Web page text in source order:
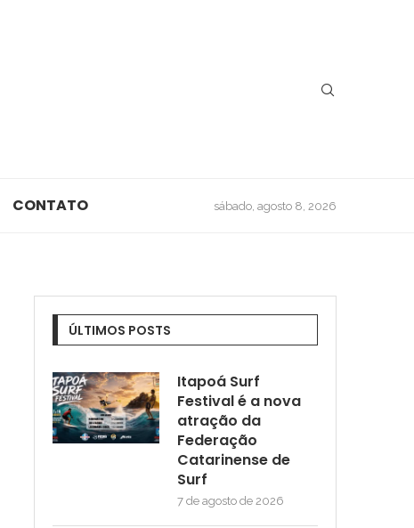
CONTATO sábado, agosto 8, 2026
ÚLTIMOS POSTS
Itapoá Surf
Festival é a nova
atração da
Federação
Catarinense de
Surf
7 de agosto de 2026